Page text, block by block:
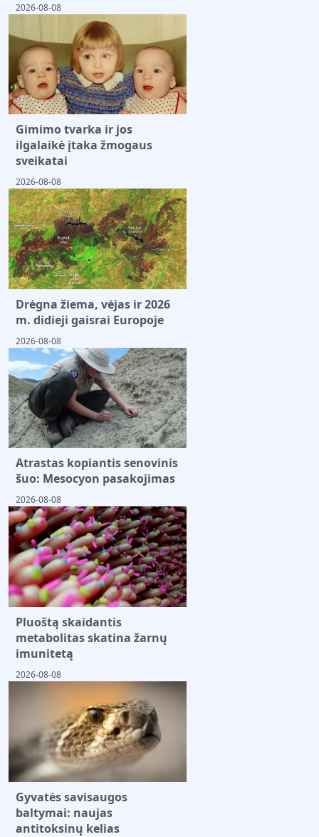
2026-08-08
Gimimo tvarka ir jos
ilgalaikė įtaka žmogaus
sveikatai
2026-08-08
Drėgna žiema, vėjas ir 2026
m. didieji gaisrai Europoje
2026-08-08
Atrastas kopiantis senovinis
šuo: Mesocyon pasakojimas
2026-08-08
Pluoštą skaidantis
metabolitas skatina žarnų
imunitetą
2026-08-08
Gyvatės savisaugos
baltymai: naujas
antitoksinų kelias